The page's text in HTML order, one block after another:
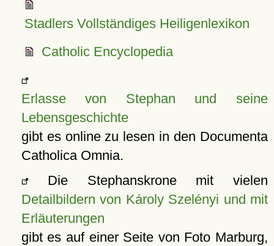
Stadlers Vollständiges Heiligenlexikon
Catholic Encyclopedia
Erlasse von Stephan und seine
Lebensgeschichte
gibt es online zu lesen in den Documenta
Catholica Omnia.
Die Stephanskrone mit vielen
Detailbildern von Károly Szelényi und mit
Erläuterungen
gibt es auf einer Seite von Foto Marburg,